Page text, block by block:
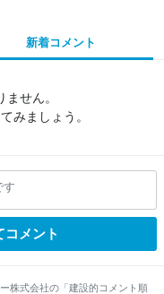
新着コメント
せん。
みましょう。
す
コメント
株式会社の「建設的コメント順